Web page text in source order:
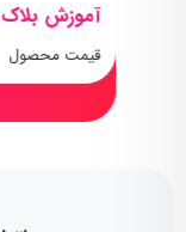
آموزش
قیمت محصول